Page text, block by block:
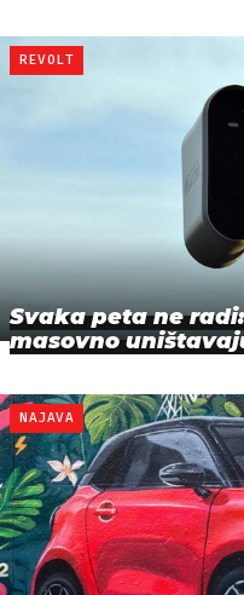
REVOLT
Svaka peta ne
masovno
NAJAVA